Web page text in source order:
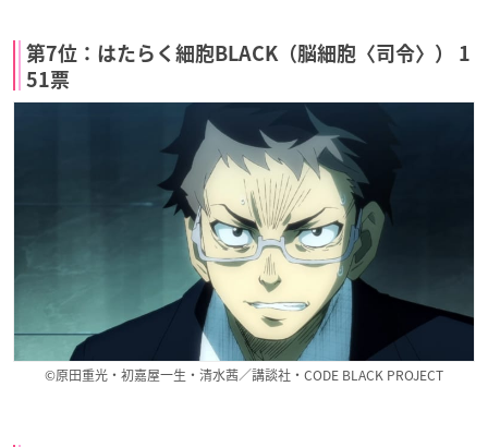
第7位：はたらく細胞BLACK（脳細胞〈司令〉） 1
51票
©原田重光・初嘉屋一生・清水茜／講談社・CODE BLACK PROJECT